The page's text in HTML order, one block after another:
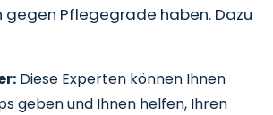
gegen Pflegegrade haben. Dazu
Diese Experten können Ihnen
geben und Ihnen helfen, Ihren